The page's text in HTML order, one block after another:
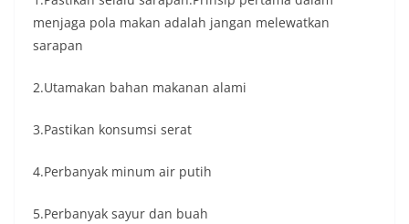
menjaga pola makan adalah jangan melewatkan
sarapan
2.Utamakan bahan makanan alami
3.Pastikan konsumsi serat
4.Perbanyak minum air putih
5.Perbanyak sayur dan buah